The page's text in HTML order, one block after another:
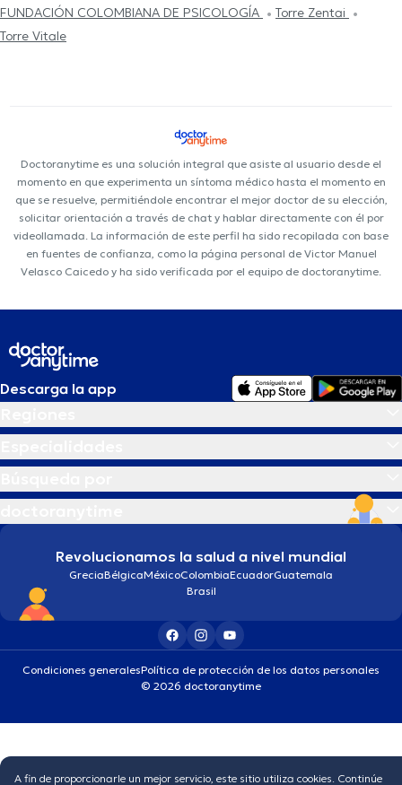
FUNDACIÓN COLOMBIANA DE PSICOLOGÍA
Torre Zentai
Torre Vitale
Doctoranytime es una solución integral que asiste al usuario desde el
momento en que experimenta un síntoma médico hasta el momento en
que se resuelve, permitiéndole encontrar el mejor doctor de su elección,
solicitar orientación a través de chat y hablar directamente con él por
videollamada. La información de este perfil ha sido recopilada con base
en fuentes de confianza, como la página personal de Victor Manuel
Velasco Caicedo y ha sido verificada por el equipo de doctoranytime.
Descarga la app
Revolucionamos la salud a nivel mundial
GreciaBélgicaMéxicoColombiaEcuadorGuatemala
Brasil
Condiciones generalesPolítica de protección de los datos personales
© 2026 doctoranytime
A fin de proporcionarle un mejor servicio, este sitio utiliza cookies. Continúe